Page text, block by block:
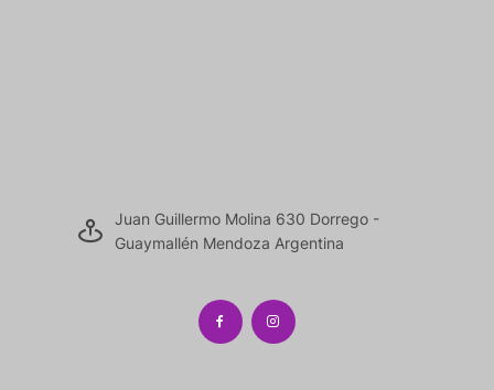
Juan Guillermo Molina 630 Dorrego -
Guaymallén Mendoza Argentina